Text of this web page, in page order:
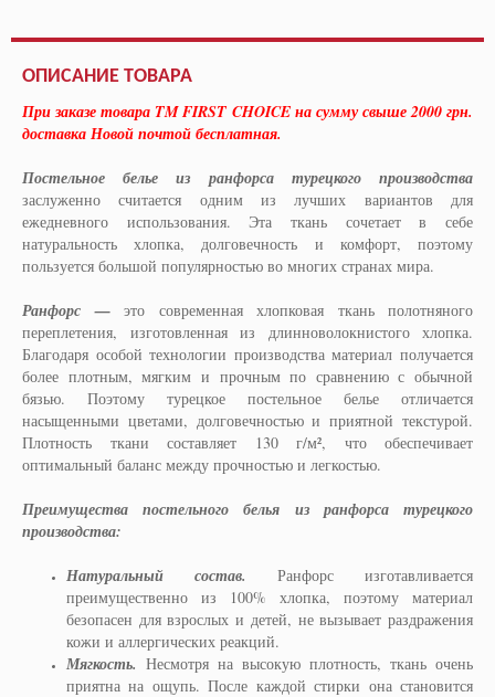
ОПИСАНИЕ ТОВАРА
При заказе товара TM FIRST CHOICE на сумму свыше 2000 грн.
доставка Новой почтой бесплатная.
Постельное белье из ранфорса турецкого производства
заслуженно считается одним из лучших вариантов для
ежедневного использования. Эта ткань сочетает в себе
натуральность хлопка, долговечность и комфорт, поэтому
пользуется большой популярностью во многих странах мира.
Ранфорс —это современная хлопковая ткань полотняного
переплетения, изготовленная из длинноволокнистого хлопка.
Благодаря особой технологии производства материал получается
более плотным, мягким и прочным по сравнению с обычной
бязью. Поэтому турецкое постельное белье отличается
насыщенными цветами, долговечностью и приятной текстурой.
Плотность ткани составляет 130 г/м², что обеспечивает
оптимальный баланс между прочностью и легкостью.
Преимущества постельного белья из ранфорса турецкого
производства:
Натуральный состав.
Ранфорс изготавливается
преимущественно из 100% хлопка, поэтому материал
безопасен для взрослых и детей, не вызывает раздражения
кожи и аллергических реакций.
Мягкость. Несмотря на высокую плотность, ткань очень
приятна на ощупь. После каждой стирки она становится